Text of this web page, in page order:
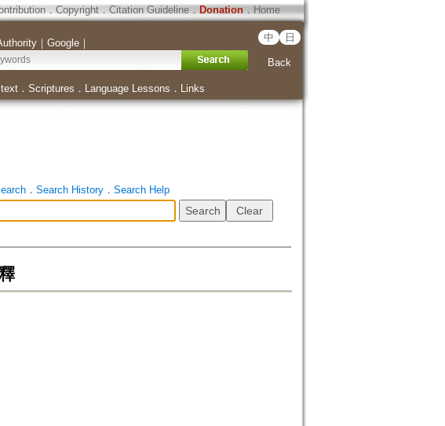
．Copyright．Citation Guideline． Donation．Home
｜ Google｜ 中 日
Back
． Scriptures ． Language Lessons ． Links
． Search History． Search Help